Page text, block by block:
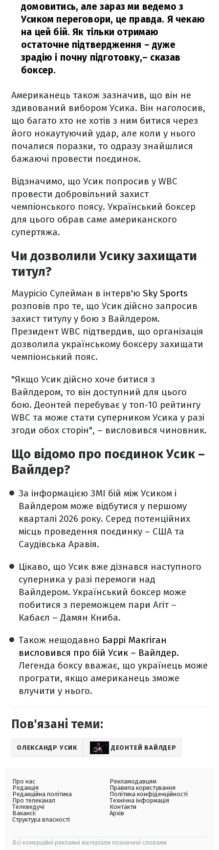
домовитись, але зараз ми ведемо з
Усиком переговори, це правда. Я чекаю
на цей бій. Як тільки отримаю
остаточне підтвердження – дуже
зрадію і почну підготовку,– сказав
боксер.
Американець також зазначив, що він не
здивований вибором Усика. Він наголосив,
що багато хто не хотів з ним битися через
його нокаутуючий удар, але коли у нього
почалися поразки, то одразу знайшлися
бажаючі провести поєдинок.
Відзначимо, що Усик попросив у WBC
провести добровільний захист
чемпіонського поясу. Український боксер
для цього обрав саме американского
супертяжа.
Чи дозволили Усику захищати
титул?
Маурісіо Сулейман в інтерв'ю Sky Sports
розповів про те, що Усик дійсно запросив
захист титулу у бою з Вайлдером.
Президент WBC підтвердив, що організація
дозволила українському боксеру захищати
чемпіонський пояс.
"Якщо Усик дійсно хоче битися з
Вайлдером, то він доступний для цього
бою. Деонтей перебуває у топ-10 рейтингу
WBC та може стати суперником Усика у разі
згоди обох сторін", – висловився чиновник.
Що відомо про поєдинок Усик –
Вайлдер?
За інформацією ЗМІ бій між Усиком і
Вайлдером може відбутися у першому
кварталі 2026 року. Серед потенційних
місць проведення поєдинку – США та
Саудівська Аравія.
Цікаво, що Усик вже дізнався наступного
суперника у разі перемоги над
Вайлдером. Український боксер може
побитися з переможцем пари Агіт –
Кабаєл – Дамян Книба.
Також нещодавно Баррі Макгіган
висловився про бій Усик – Вайлдер.
Легенда боксу вважає, що українець може
програти, якщо американець зможе
влучити у нього.
Пов'язані теми:
ОЛЕКСАНДР УСИК ДЕОНТЕЙ ВАЙЛДЕР
Про нас
Редакція
Редакційна політика
Про телеканал
Телеведучі
Вакансії
Структура власності
Рекламодавцям
Правила користування
Політика конфіденційності
Технічна інформація
Контакти
Архів
Всі комерційні рекламні матеріали позначені словами